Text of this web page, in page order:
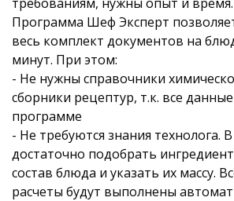
Программа Шеф Эксперт
весь комплект документов на
минут. При этом:
- Не нужны справочники
сборники рецептур, т.к. все
программе
- Не требуются знания технолога.
достаточно подобрать
состав блюда и указать их массу.
расчеты будут выполнены